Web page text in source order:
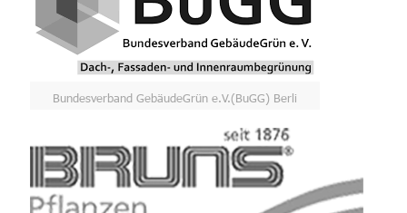
Bundesverband GebäudeGrün e.V.(BuGG) Berli